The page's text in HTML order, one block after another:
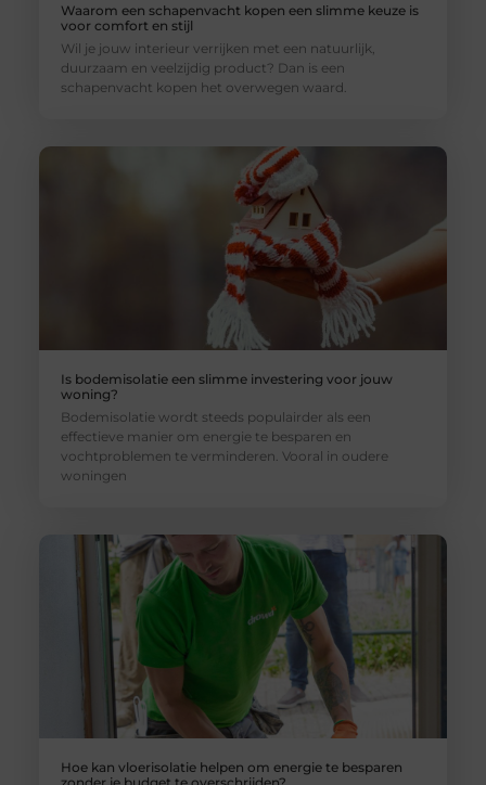
Waarom een schapenvacht kopen een slimme keuze is
voor comfort en stijl
Wil je jouw interieur verrijken met een natuurlijk,
duurzaam en veelzijdig product? Dan is een
schapenvacht kopen het overwegen waard.
Is bodemisolatie een slimme investering voor jouw
woning?
Bodemisolatie wordt steeds populairder als een
effectieve manier om energie te besparen en
vochtproblemen te verminderen. Vooral in oudere
woningen
Hoe kan vloerisolatie helpen om energie te besparen